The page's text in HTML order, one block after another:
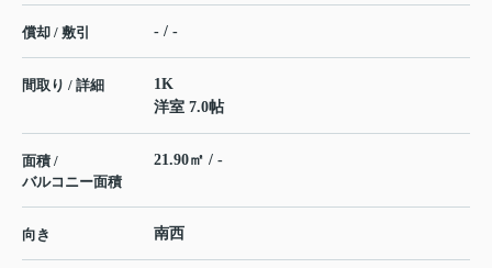
償却 / 敷引 - / -
間取り / 詳細
1K
洋室 7.0帖
面積 /
バルコニー面積
21.90㎡ / -
向き 南西